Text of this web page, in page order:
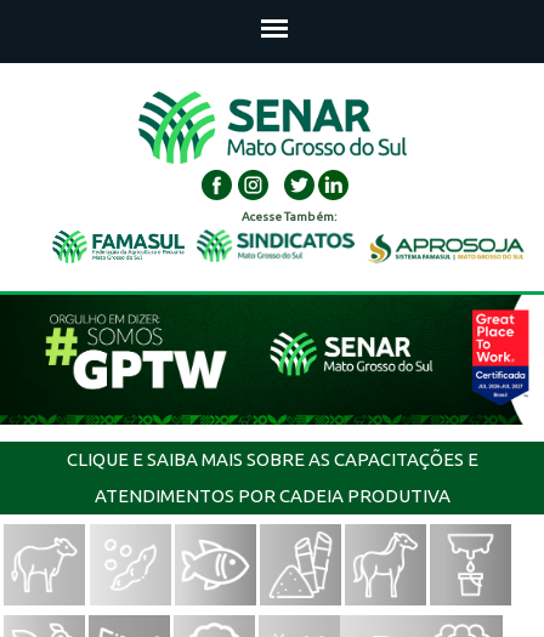
Acesse Também:
CLIQUE E SAIBA MAIS SOBRE AS CAPACITAÇÕES E
ATENDIMENTOS POR CADEIA PRODUTIVA